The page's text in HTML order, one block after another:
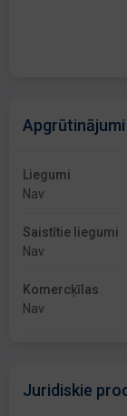
Apgrūtinājumi
Liegumi
Nav
Saistītie liegumi
Nav
Komercķīlas
Nav
Juridiskie